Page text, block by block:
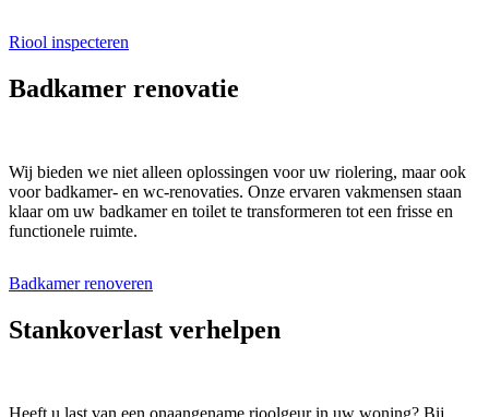
Riool inspecteren
Badkamer renovatie
Wij bieden we niet alleen oplossingen voor uw riolering, maar ook
voor badkamer- en wc-renovaties. Onze ervaren vakmensen staan
klaar om uw badkamer en toilet te transformeren tot een frisse en
functionele ruimte.
Badkamer renoveren
Stankoverlast verhelpen
Heeft u last van een onaangename rioolgeur in uw woning? Bij